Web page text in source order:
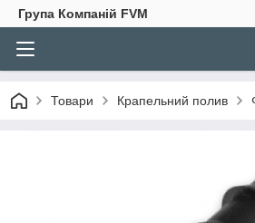
Група Компаній FVM
Товари Крапельний полив